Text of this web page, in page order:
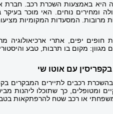
היא באמצעות השכרת רכב. חברת
ומחירים נוחים. האי מוכר
מרובות. המסעדות המקומיות
חופים יפים, אתרי ארכיאולוגיה
מגוון: מקום בו תרבות, טבע
עם אוטו שי
רכבים לתיירים המבקרים
ומטופלים, כך שתוכלו ליהנות
או רכב שטח להרפתקאות